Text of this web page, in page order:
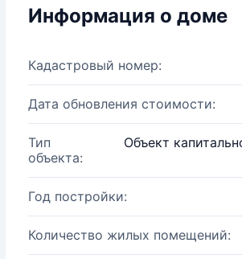
Информация о доме
Кадастровый номер:
Дата обновления стоимости:
Тип
объекта:
Объект
Год постройки:
Количество жилых помещений: